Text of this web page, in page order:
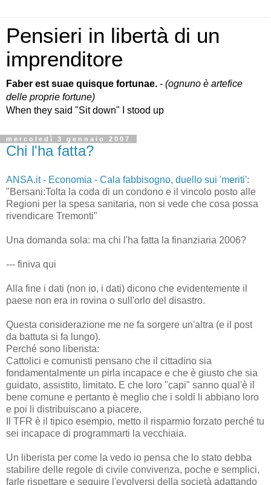
Pensieri in libertà di un
imprenditore
Faber est suae quisque fortunae. - (ognuno è artefice
delle proprie fortune)
When they said "Sit down" I stood up
mercoledì 3 gennaio 2007
Chi l'ha fatta?
ANSA.it - Economia - Cala fabbisogno, duello sui 'meriti':
"Bersani:Tolta la coda di un condono e il vincolo posto alle
Regioni per la spesa sanitaria, non si vede che cosa possa
rivendicare Tremonti"
Una domanda sola: ma chi l'ha fatta la finanziaria 2006?
--- finiva qui
Alla fine i dati (non io, i dati) dicono che evidentemente il
paese non era in rovina o sull'orlo del disastro.
Questa considerazione me ne fa sorgere un'altra (e il post
da battuta si fa lungo).
Perché sono liberista:
Cattolici e comunisti pensano che il cittadino sia
fondamentalmente un pirla incapace e che è giusto che sia
guidato, assistito, limitato. E che loro "capi" sanno qual'è il
bene comune e pertanto è meglio che i soldi li abbiano loro
e poi li distribuiscano a piacere.
Il TFR è il tipico esempio, metto il risparmio forzato perché tu
sei incapace di programmarti la vecchiaia.
Un liberista per come la vedo io pensa che lo stato debba
stabilire delle regole di civile convivenza, poche e semplici,
farle rispettare e seguire l'evolversi della società adattando